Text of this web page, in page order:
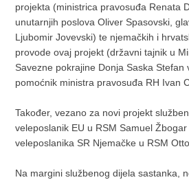
projekta (ministrica pravosuđa Renata
unutarnjih poslova Oliver Spasovski,
Ljubomir Jovevski) te njemačkih i
provode ovaj projekt (državni tajnik u
Savezne pokrajine Donja Saska Stefan
pomoćnik ministra pravosuđa RH Ivan
Također, vezano za novi projekt
veleposlanik EU u RSM Samuel
veleposlanika SR Njemačke u RSM
Na margini službenog dijela sastanka,